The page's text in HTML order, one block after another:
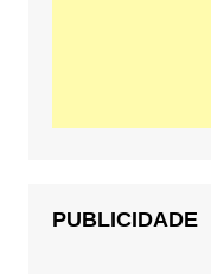
PUBLICIDADE